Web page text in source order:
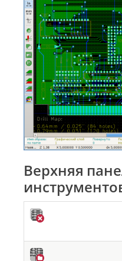
Верхняя